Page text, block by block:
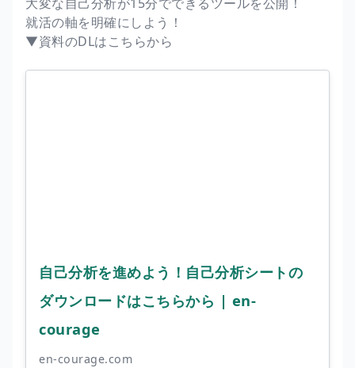
就活の軸を明確にしよう！
▼資料のDLはこちらから
自己分析を進めよう！自己分析シートの
ダウンロードはこちらから | en-
courage
en-courage.com